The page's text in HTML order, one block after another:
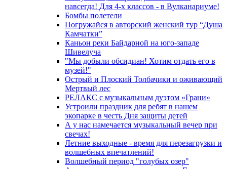
навсегда! Для 4-х классов - в Вулканариуме!
Бомбы полетели
Погружайся в авторский женский тур “Душа
Камчатки”
Каньон реки Байдарной на юго-западе
Шивелуча
"Мы добыли обсидиан! Хотим отдать его в
музей!"
Острый и Плоский Толбачики и оживающий
Мертвый лес
РЕЛАКС с музыкальным дуэтом «Грани»
Устроили праздник для ребят в нашем
экопарке в честь Дня защиты детей
А у нас намечается музыкальный вечер при
свечах!
Летние выходные - время для перезагрузки и
волшебных впечатлений!
Волшебный период "голубых озер"